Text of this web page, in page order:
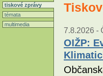
tiskové zprávy
témata
multimedia
7.8.2026 -
OIŽP: